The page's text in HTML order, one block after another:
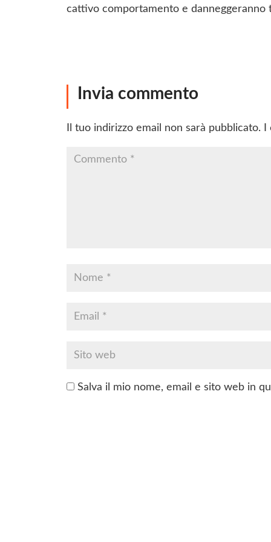
cattivo comportamento e danneggeranno
Invia commento
Il tuo indirizzo email non sarà pubblicato.
Salva il mio nome, email e sito web in